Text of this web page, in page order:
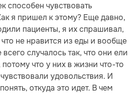
способен чувствовать
я пришел к этому? Еще давно,
пациенты, я их спрашивал,
не нравится из еды и вообще
случалось так, что они ели
что у них в жизни что-то
удовольствия. И
откуда это идет. В чем